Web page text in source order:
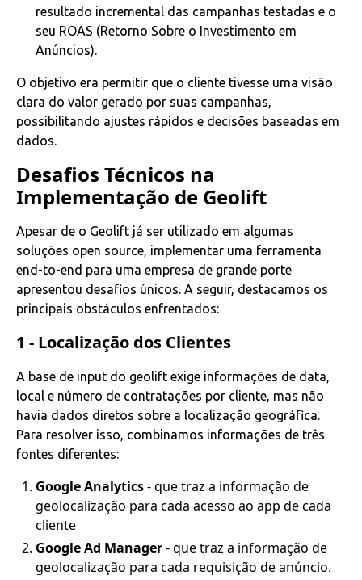
resultado incremental das campanhas testadas e o
seu ROAS (Retorno Sobre o Investimento em
Anúncios).
O objetivo era permitir que o cliente tivesse uma visão
clara do valor gerado por suas campanhas,
possibilitando ajustes rápidos e decisões baseadas em
dados.
Desafios Técnicos na
Implementação de Geolift
Apesar de o Geolift já ser utilizado em algumas
soluções open source, implementar uma ferramenta
end-to-end para uma empresa de grande porte
apresentou desafios únicos. A seguir, destacamos os
principais obstáculos enfrentados:
1 - Localização dos Clientes
A base de input do geolift exige informações de data,
local e número de contratações por cliente, mas não
havia dados diretos sobre a localização geográfica.
Para resolver isso, combinamos informações de três
fontes diferentes:
Google Analytics- que traz a informação de
geolocalização para cada acesso ao app de cada
cliente
Google Ad Manager- que traz a informação de
geolocalização para cada requisição de anúncio.